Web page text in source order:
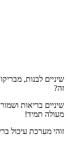
שיניים לבנות,
זה?
שיניים בריאות
מעולה תמיד!
זוהי מערכת עיכול